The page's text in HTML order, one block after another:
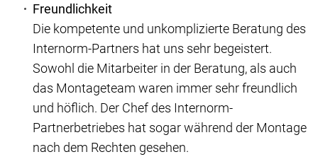
Freundlichkeit
Die kompetente und unkomplizierte Beratung des
Internorm-Partners hat uns sehr begeistert.
Sowohl die Mitarbeiter in der Beratung, als auch
das Montageteam waren immer sehr freundlich
und höflich. Der Chef des Internorm-
Partnerbetriebes hat sogar während der Montage
nach dem Rechten gesehen.